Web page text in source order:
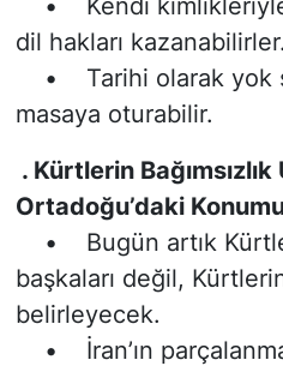
dil hakları kazanabilirler.
• Tarihi olarak yok
masaya oturabilir.
. Kürtlerin
Ortadoğu’daki
• Bugün artık
başkaları değil,
belirleyecek.
• İran’ın